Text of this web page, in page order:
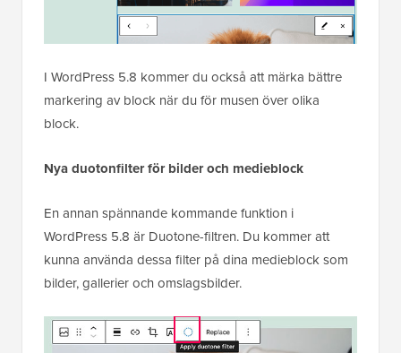
I WordPress 5.8 kommer du också att märka bättre
markering av block när du för musen över olika
block.
Nya duotonfilter för bilder och medieblock
En annan spännande kommande funktion i
WordPress 5.8 är Duotone-filtren. Du kommer att
kunna använda dessa filter på dina medieblock som
bilder, gallerier och omslagsbilder.